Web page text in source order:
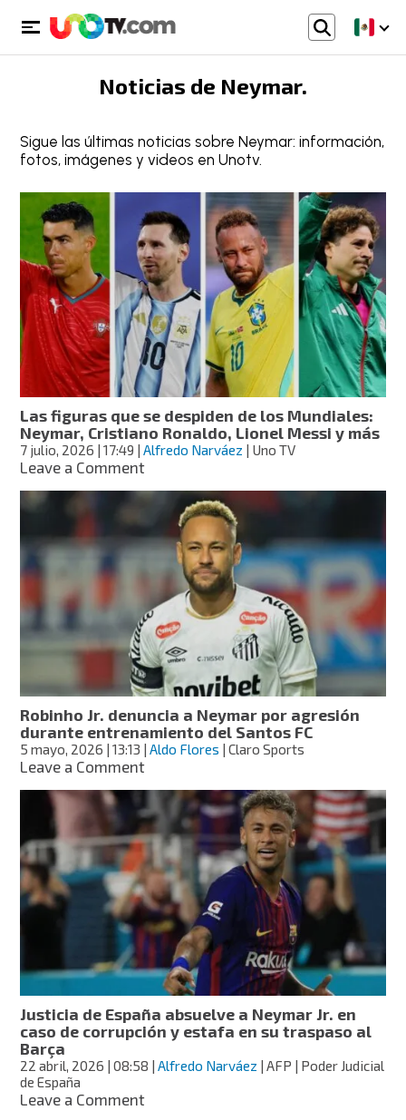
Noticias de Neymar.
Sigue las últimas noticias sobre Neymar: información,
fotos, imágenes y videos en Unotv.
Las figuras que se despiden de los Mundiales:
Neymar, Cristiano Ronaldo, Lionel Messi y más
7 julio, 2026 | 17:49 |Alfredo Narváez | Uno TV
Leave a Commenton
figuras
se
despiden
de
los
Mundiales:
Neymar,
Cristiano
Ronaldo,
Lionel
Messi
y
más
Robinho Jr. denuncia a Neymar por agresión
durante entrenamiento del Santos FC
5 mayo, 2026 | 13:13 |Aldo Flores | Claro Sports
Leave a Commenton
denuncia
a
Neymar
por
agresión
durante
entrenamiento
del
Santos
FC
Justicia de España absuelve a Neymar Jr. en
caso de corrupción y estafa en su traspaso al
Barça
22 abril, 2026 | 08:58 |Alfredo Narváez | AFP | Poder Judicial
de España
Leave a Commenton